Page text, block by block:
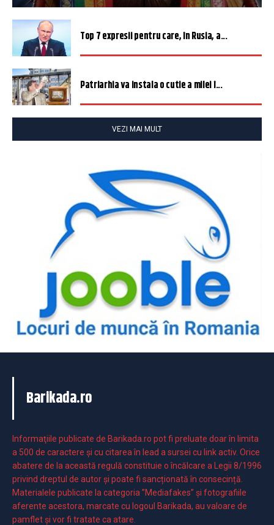
Top 7 expresii pentru care, în Rusia, a...
Patriarhia va instala o cutie a milei î...
VEZI MAI MULT
Barikada.ro
Informaţiile publicate de Barikada.ro pot fi preluate doar în limita
a 500 de caractere şi cu citarea în lead a sursei cu link activ. Orice
abatere de la această regulă constituie o încălcare a Legii 8/1996
privind dreptul de autor și poate fi sancționată în consecință.
Materialele publicate la categoria ”Mediafakes” și fotografiile
aferente acestora, marcate cu logoul Barikada, au valoare de
pamflet și vor fi tratate ca atare.